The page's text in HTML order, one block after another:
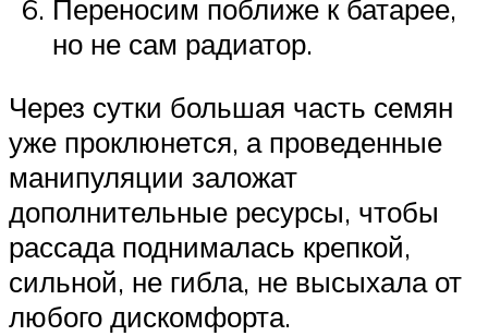
Переносим поближе к батарее,
но не сам радиатор.
Через сутки большая часть семян
уже проклюнется, а проведенные
манипуляции заложат
дополнительные ресурсы, чтобы
рассада поднималась крепкой,
сильной, не гибла, не высыхала от
любого дискомфорта.